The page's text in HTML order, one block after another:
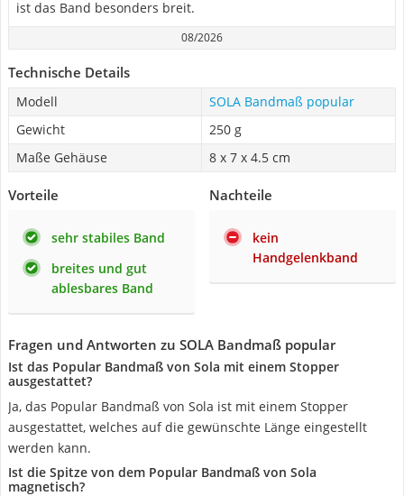
ist das Band besonders breit.
08/2026
Technische Details
Modell
SOLA Bandmaß popular
Gewicht
250 g
Maße Gehäuse
8 x 7 x 4.5 cm
Vorteile
sehr stabiles Band
breites und gut
ablesbares Band
Nachteile
kein
Handgelenkband
Fragen und Antworten zu SOLA Bandmaß popular
Ist das Popular Bandmaß von Sola mit einem Stopper
ausgestattet?
Ja, das Popular Bandmaß von Sola ist mit einem Stopper
ausgestattet, welches auf die gewünschte Länge eingestellt
werden kann.
Ist die Spitze von dem Popular Bandmaß von Sola
magnetisch?